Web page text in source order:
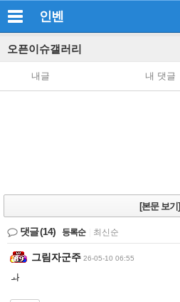
인벤
오픈이슈갤러리
내글 내 댓글
[본문 보기]
댓글(14) 등록순 최신순
그림자군주 26-05-10 06:55
ㅘ